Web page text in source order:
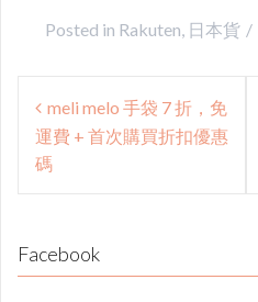
Posted in Rakuten, 日本貨
Post
navigation
meli melo 手袋 7 折，免
運費 + 首次購買折扣優惠
碼
Facebook